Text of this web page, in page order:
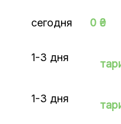
сегодня 0 ₴
1-3 дня
1-3 дня